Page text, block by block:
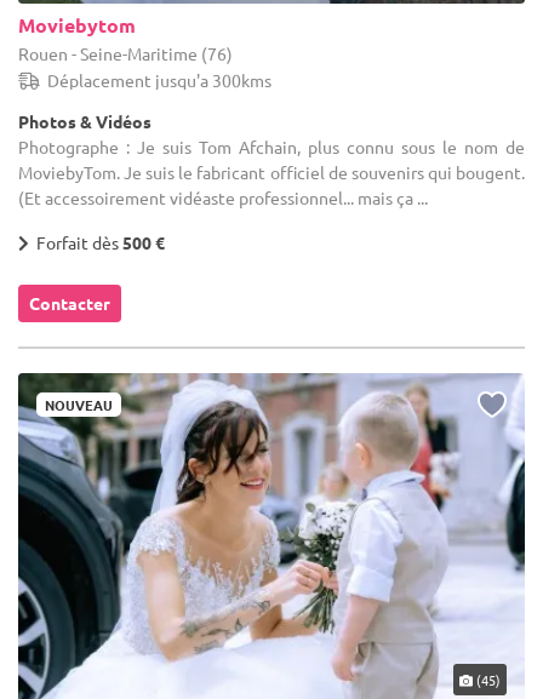
Moviebytom
Rouen - Seine-Maritime (76)
Déplacement jusqu'a 300kms
Photos & Vidéos
Photographe : Je suis Tom Afchain, plus connu sous le nom de
MoviebyTom. Je suis le fabricant officiel de souvenirs qui bougent.
(Et accessoirement vidéaste professionnel... mais ça ...
Forfait dès500 €
Contacter
NOUVEAU
(45)